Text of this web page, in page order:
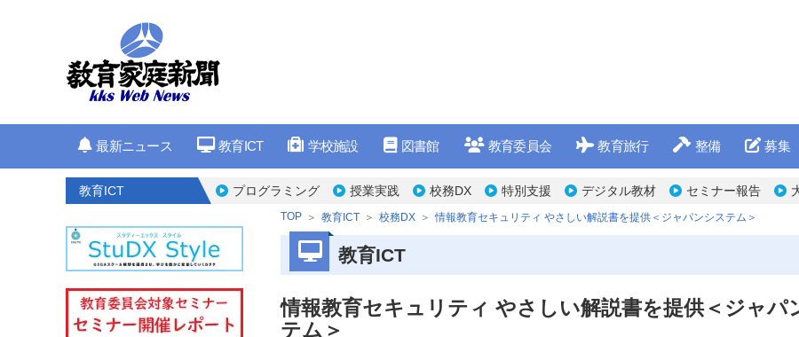
最新ニュース 教育ICT 学校施設 図書館 教育委員会 教育旅行 整備 募集
教育ICT プログラミング 授業実践 校務DX 特別支援 デジタル教材 セミナー報告
TOP 教育ICT 校務DX 情報教育セキュリティ やさしい解説書を提供＜ジャパンシステム＞
教育ICT
情報教育セキュリティ やさしい解説書を提供＜ジャパ
テム＞